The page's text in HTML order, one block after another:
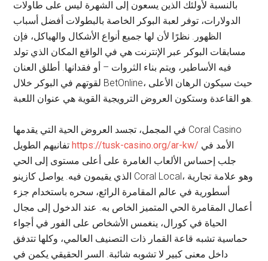
بالنسبة لأولئك الذين يسعون إلى الشهرة ليس على طاولات
الدولارات، توفر لعبة البوكر الخاصة بالبطولات أفضل أسباب
الظهور. نظرًا لأن لها جميع أنواع الأشكال والهياكل، فإن
مسابقات البوكر عبر الإنترنت هي في الواقع المكان الذي تولد
فيه الأساطير، ويتم بناء الثروات – أو فقدانها. أطلق العنان
لقوتهم في البوكر خلال BetOnline، حيث سيكون الرهان الأعلى
هو القاعدة وستكون العروض الترويجية القوية هي عنوان اللعبة.
في المجمل، تجسد العروض الحية التي يقدمها Coral Casino
https://tusk-casino.org/ar-kw/
جلب إحساس الألعاب الغامرة على أعلى مستوى إلى الحي
الذي يقيمون فيه. يواصل كازينو Coral Local، وهو علامة تجارية
أسطورية في عالم المقامرة الرائع، سحره باستخدام جزء
أعمال المقامرة الحي المتميز الخاص به. عند الدخول إلى مجال
الحياة في كورال، ينغمس الأشخاص على الفور في أجواء
حماسية تشبه قاعة القمار ذات التصنيف العالمي، وكلها تتدفق
داخل معنى كبير لا تشوبه شائبة. السر الحقيقي يكمن في